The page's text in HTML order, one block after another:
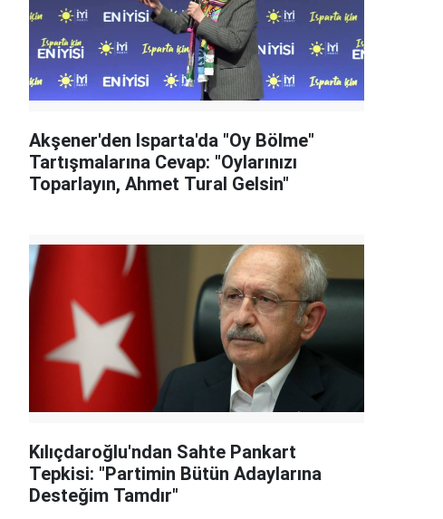
Akşener'den Isparta'da "Oy Bölme"
Tartışmalarına Cevap: "Oylarınızı
Toparlayın, Ahmet Tural Gelsin"
Kılıçdaroğlu'ndan Sahte Pankart
Tepkisi: "Partimin Bütün Adaylarına
Desteğim Tamdır"